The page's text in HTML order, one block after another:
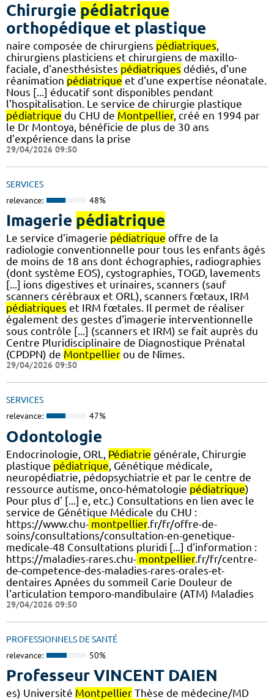
Chirurgie pédiatrique
orthopédique et plastique
naire composée de chirurgiens pédiatriques,
chirurgiens plasticiens et chirurgiens de maxillo-
faciale, d'anesthésistes pédiatriques dédiés, d'une
réanimation pédiatrique et d'une expertise néonatale.
Nous [...] éducatif sont disponibles pendant
l’hospitalisation. Le service de chirurgie plastique
pédiatrique du CHU de Montpellier, créé en 1994 par
le Dr Montoya, bénéficie de plus de 30 ans
d'expérience dans la prise
29/04/2026 09:50
SERVICES
relevance: 48%
Imagerie pédiatrique
Le service d'imagerie pédiatrique offre de la
radiologie conventionnelle pour tous les enfants âgés
de moins de 18 ans dont échographies, radiographies
(dont système EOS), cystographies, TOGD, lavements
[...] ions digestives et urinaires, scanners (sauf
scanners cérébraux et ORL), scanners fœtaux, IRM
pédiatriques et IRM fœtales. Il permet de réaliser
également des gestes d'imagerie interventionnelle
sous contrôle [...] (scanners et IRM) se fait auprès du
Centre Pluridisciplinaire de Diagnostique Prénatal
(CPDPN) de Montpellier ou de Nîmes.
29/04/2026 09:50
SERVICES
relevance: 47%
Odontologie
Endocrinologie, ORL, Pédiatrie générale, Chirurgie
plastique pédiatrique, Génétique médicale,
neuropédiatrie, pédopsychiatrie et par le centre de
ressource autisme, onco-hématologie pédiatrique)
Pour plus d' [...] e, etc.) Consultations en lien avec le
service de Génétique Médicale du CHU :
https://www.chu- montpellier.fr/fr/offre-de-
soins/consultations/consultation-en-genetique-
medicale-48 Consultations pluridi [...] d'information :
https://maladies-rares.chu- montpellier.fr/fr/centre-
de-competence-des-maladies-rares-orales-et-
dentaires Apnées du sommeil Carie Douleur de
l'articulation temporo-mandibulaire (ATM) Maladies
29/04/2026 09:50
PROFESSIONNELS DE SANTÉ
relevance: 50%
Professeur VINCENT DAIEN
es) Université Montpellier Thèse de médecine/MD